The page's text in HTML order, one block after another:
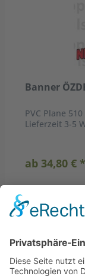
Banner
PVC Plane
Lieferzeit 3-5
ab 34,80 € *